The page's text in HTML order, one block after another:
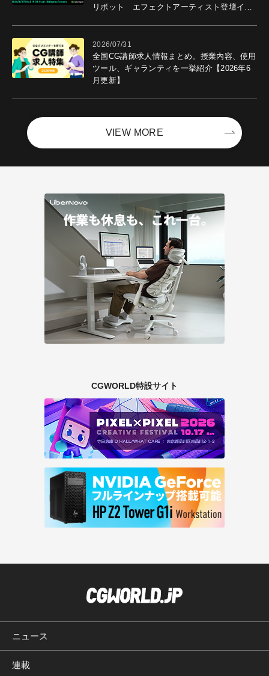
リボット エフェクトアーティスト登壇イベ
2026/07/31
全国CG講師求人情報まとめ。授業内容、使用
ツール、ギャランティを一挙紹介【2026年6
月更新】
VIEW MORE
CGWORLD特設サイト
ニュース
連載